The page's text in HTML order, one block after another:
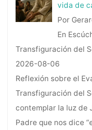
vida de
Por
En
Transfiguración del
2026-08-06
Reflexión sobre el
Transfiguración del
contemplar la luz de
Padre que nos dice